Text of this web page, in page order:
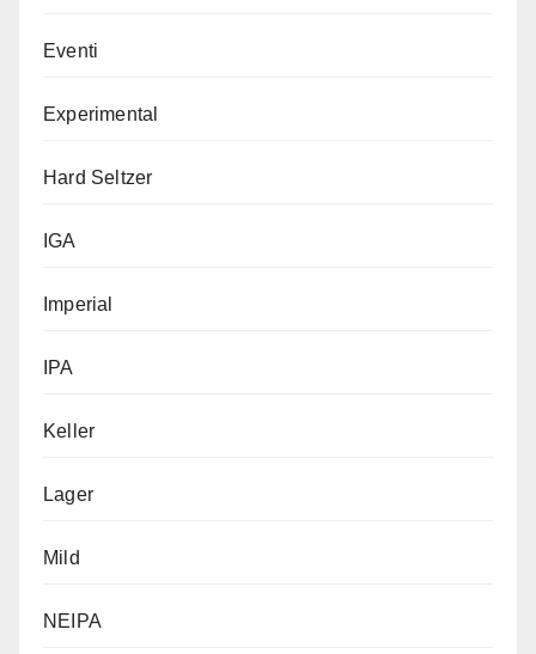
Eventi
Experimental
Hard Seltzer
IGA
Imperial
IPA
Keller
Lager
Mild
NEIPA